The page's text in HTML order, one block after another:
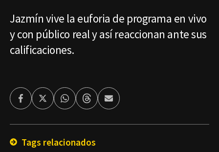
Jazmín vive la euforia de programa en vivo
y con público real y así reaccionan ante sus
calificaciones.
FacebookTwitterWhatsappThreadsEnviar
por
Tags relacionados